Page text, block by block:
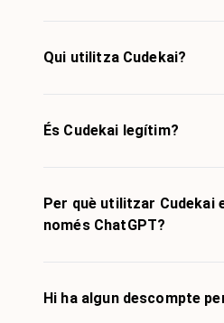
Qui utilitza Cudekai?
És Cudekai legítim?
Per què utilitzar Cudekai
només ChatGPT?
Hi ha algun descompte